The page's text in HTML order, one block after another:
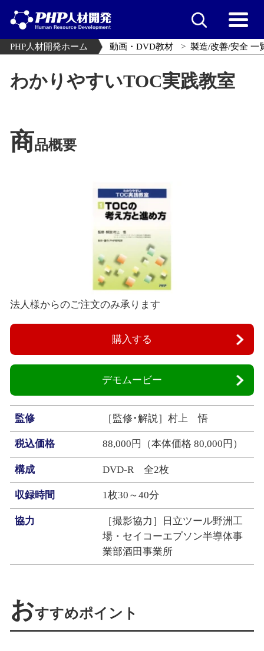
PHP人材開発ホーム 動画・DVD教材 製造/改善/安全 一
わかりやすいTOC実践教室
商品概要
法人様からのご注文のみ承ります
購入する
デモムービー
監修 ［監修･解説］村上 悟
税込価格 88,000円（本体価格 80,000円）
構成 DVD‐R 全2枚
収録時間 1枚30～40分
協力
［撮影協力］日立ツール野洲工
場・セイコーエプソン半導体事
業部酒田事業所
おすすめポイント